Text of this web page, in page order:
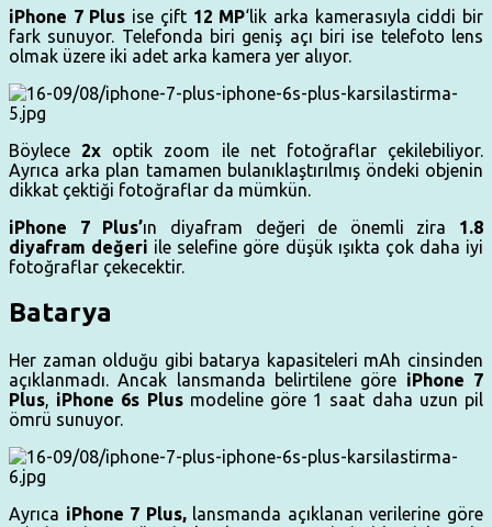
iPhone 7 Plus ise çift 12 MP‘lik arka kamerasıyla ciddi bir
fark sunuyor. Telefonda biri geniş açı biri ise telefoto lens
olmak üzere iki adet arka kamera yer alıyor.
Böylece 2x optik zoom ile net fotoğraflar çekilebiliyor.
Ayrıca arka plan tamamen bulanıklaştırılmış öndeki objenin
dikkat çektiği fotoğraflar da mümkün.
iPhone 7 Plus’ın diyafram değeri de önemli zira 1.8
diyafram değeri ile selefine göre düşük ışıkta çok daha iyi
fotoğraflar çekecektir.
Batarya
Her zaman olduğu gibi batarya kapasiteleri mAh cinsinden
açıklanmadı. Ancak lansmanda belirtilene göre iPhone 7
Plus, iPhone 6s Plusmodeline göre 1 saat daha uzun pil
ömrü sunuyor.
Ayrıca iPhone 7 Plus,lansmanda açıklanan verilerine göre